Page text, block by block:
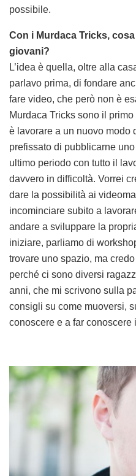
possibile.
Con i Murdaca Tricks,
giovani?
L’idea è quella, oltre alla
parlavo prima, di fondare
fare video, che però non è
Murdaca Tricks sono il
è lavorare a un nuovo modo
prefissato di pubblicarne
ultimo periodo con tutto il
davvero in difficoltà. Vorrei
dare la possibilità ai
incominciare subito a
andare a sviluppare la
iniziare, parliamo di
trovare uno spazio, ma
perché ci sono diversi
anni, che mi scrivono sulla
consigli su come muoversi,
conoscere e a far conoscere